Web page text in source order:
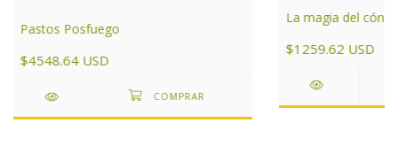
Pastos Posfuego
$4548.64 USD
La magia del
$1259.62 USD